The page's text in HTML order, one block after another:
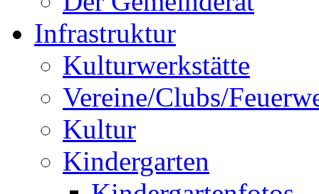
Infrastruktur
Kulturwerkstätte
Vereine/Clubs/
Kultur
Kindergarten